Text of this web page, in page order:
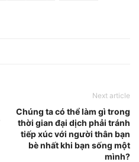
Next article
Chúng ta có thể làm gì trong
thời gian đại dịch phải tránh
tiếp xúc với người thân bạn
bè nhất khi bạn sống một
mình?